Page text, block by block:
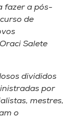
fazer a pós-
de
Salete
divididos
por
mestres,
o